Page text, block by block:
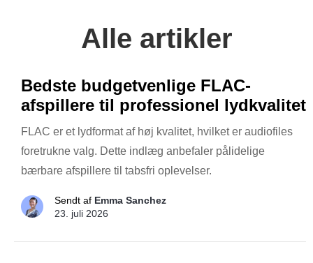
Alle artikler
Bedste budgetvenlige FLAC-
afspillere til professionel lydkvalitet
FLAC er et lydformat af høj kvalitet, hvilket er audiofiles
foretrukne valg. Dette indlæg anbefaler pålidelige
bærbare afspillere til tabsfri oplevelser.
Sendt af Emma Sanchez
23. juli 2026